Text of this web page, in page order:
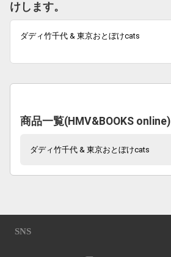
けします。
ダディ竹千代 & 東京おとぼけcats
商品一覧(HMV&BOOKS online)
ダディ竹千代 & 東京おとぼけcats
SNS